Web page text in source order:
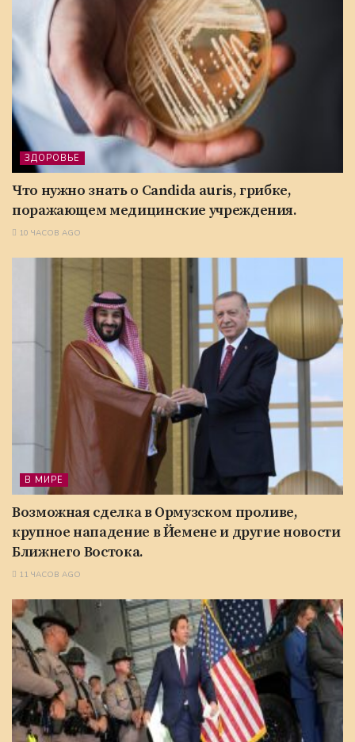
ЗДОРОВЬЕ
Что нужно знать о Candida auris, грибке,
поражающем медицинские учреждения.
10 ЧАСОВ AGO
В МИРЕ
Возможная сделка в Ормузском проливе,
крупное нападение в Йемене и другие новости
Ближнего Востока.
11 ЧАСОВ AGO